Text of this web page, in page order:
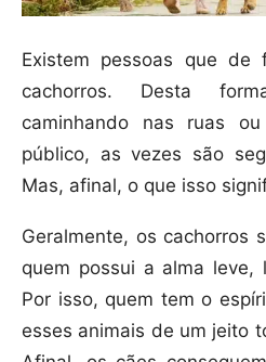
Existem pessoas que de
cachorros. Desta
caminhando nas ruas
público, as vezes são
Mas, afinal, o que isso
Geralmente, os cachorros
quem possui a alma leve,
Por isso, quem tem o
esses animais de um jeito